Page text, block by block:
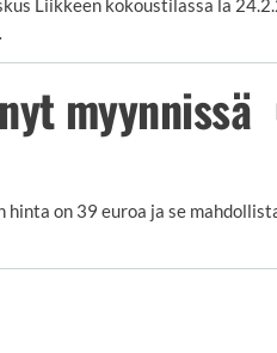
Liikkeen kokoustilassa la
myynnissä
on 39 euroa ja se